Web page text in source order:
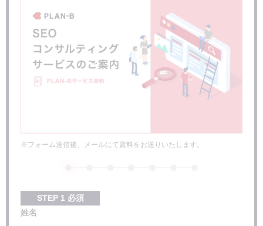
Web集客代行会社の選び方
費用が適切か
事業内容を理解しようとする姿勢があるか
自社と近い事例があるか
円滑にやり取りできるか
株式会社THE MOLTS
株式会社Faber Company
株式会社ニュートラルワークス
※フォーム送信後、メールにて資料をお送りいたします。
STEP 1 必須
姓名